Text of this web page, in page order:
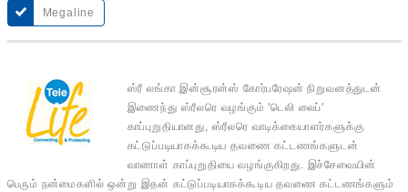
Megaline
ஸ்ரீ லங்கா இன்சூரன்ஸ் கோர்பரேஷன் நிறுவனத்துடன்
இணைந்து ஸ்ரீலரெ வழங்கும் 'டெலி லைப்'
காப்புறுதியானது, ஸ்ரீலரெ வாடிக்கையாளர்களுக்கு
கட்டுப்படியாகக்கூடிய தவணை கட்டணங்களுடன்
வாணாள் காப்புறுதியை வழங்குகிறது. இச்சேவையின்
பெரும் நன்மைகளில் ஒன்று இதன் கட்டுப்படியாகக்கூடிய தவணை கட்டணங்களும்